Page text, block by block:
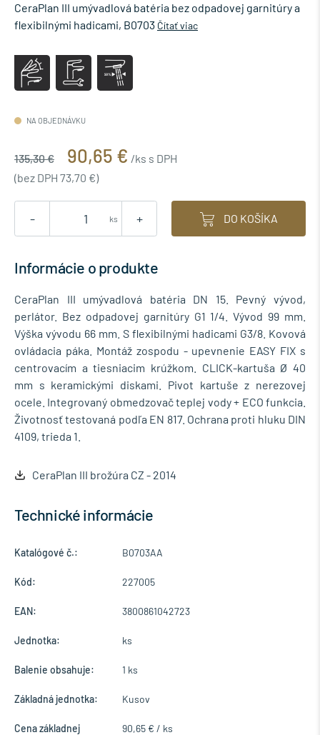
CeraPlan III umývadlová batéria bez odpadovej garnitúry a
flexibilnými hadicami, B0703 Čítať viac
NA OBJEDNÁVKU
135,30 € 90,65 € /ks s DPH
(bez DPH 73,70 €)
- +
ks DO KOŠÍKA
Informácie o produkte
CeraPlan III umývadlová batéria DN 15. Pevný vývod,
perlátor. Bez odpadovej garnitúry G1 1/4. Vývod 99 mm.
Výška vývodu 66 mm. S flexibilnými hadicami G3/8. Kovová
ovládacia páka. Montáž zospodu - upevnenie EASY FIX s
centrovacím a tiesniacim krúžkom. CLICK-kartuša Ø 40
mm s keramickými diskami. Pivot kartuše z nerezovej
ocele. Integrovaný obmedzovač teplej vody + ECO funkcia.
Životnosť testovaná podľa EN 817. Ochrana proti hluku DIN
4109, trieda 1.
CeraPlan III brožúra CZ - 2014
Technické informácie
Katalógové č.: B0703AA
Kód: 227005
EAN: 3800861042723
Jednotka: ks
Balenie obsahuje: 1 ks
Základná jednotka: Kusov
Cena základnej
90,65 € / ks